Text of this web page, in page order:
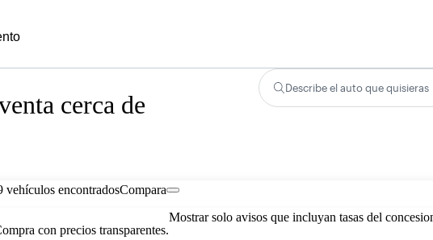
cerca de
Describe el auto que quisieras
vehículos encontradosCompara
con precios transparentes.
Mostrar solo avisos que incluyan tasas del